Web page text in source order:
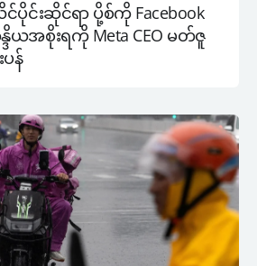
းဆိုင်ရာ ပို့စ်ကို Facebook
ဒိယအစိုးရကို Meta CEO မတ်ဇူ
န်